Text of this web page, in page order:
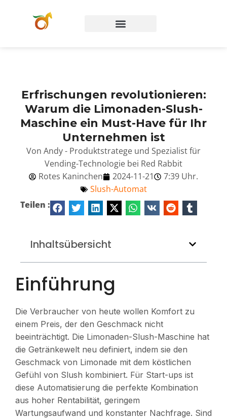
Erfrischungen revolutionieren:
Warum die Limonaden-Slush-
Maschine ein Must-Have für Ihr
Unternehmen ist
Von Andy - Produktstratege und Spezialist für
Vending-Technologie bei Red Rabbit
Rotes Kaninchen
2024-11-21
7:39 Uhr.
Slush-Automat
Teilen :
Inhaltsübersicht
Einführung
Die Verbraucher von heute wollen Komfort zu
einem Preis, der den Geschmack nicht
beeinträchtigt. Die Limonaden-Slush-Maschine hat
die Getränkewelt neu definiert, indem sie den
Geschmack von Limonade mit dem köstlichen
Gefühl von Slush kombiniert. Für Start-ups ist
diese Automatisierung die perfekte Kombination
aus hoher Rentabilität, geringem
Wartungsaufwand und konstanter Nachfrage. Sind